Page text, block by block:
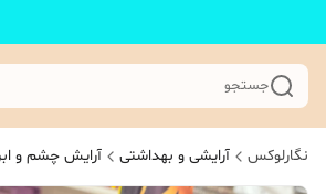
جستجو
نگارلوکس آرایشی و بهداشتی آرایش چشم و